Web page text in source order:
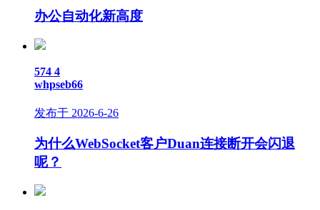
办公自动化新高度
574 4
whpseb66
发布于 2026-6-26
为什么WebSocket客户Duan连接断开会闪退
呢？